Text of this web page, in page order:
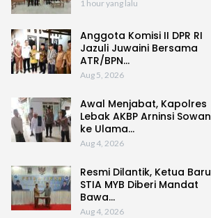
1 hour yang lalu
Anggota Komisi II DPR RI
Jazuli Juwaini Bersama
ATR/BPN…
Aug 5, 2026
Awal Menjabat, Kapolres
Lebak AKBP Arninsi Sowan
ke Ulama…
Aug 4, 2026
Resmi Dilantik, Ketua Baru
STIA MYB Diberi Mandat
Bawa…
Aug 4, 2026